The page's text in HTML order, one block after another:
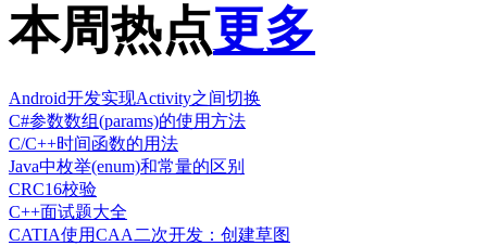
本周热点更多
Android开发实现Activity之间切换
C#参数数组(params)的使用方法
C/C++时间函数的用法
Java中枚举(enum)和常量的区别
CRC16校验
C++面试题大全
CATIA使用CAA二次开发：创建草图